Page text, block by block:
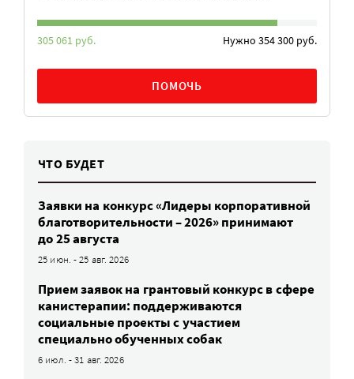
305 061 руб. Нужно 354 300 руб.
ПОМОЧЬ
ЧТО БУДЕТ
Заявки на конкурс «Лидеры корпоративной
благотворительности – 2026» принимают
до 25 августа
25 июн. - 25 авг. 2026
Прием заявок на грантовый конкурс в сфере
канистерапии: поддерживаются
социальные проекты с участием
специально обученных собак
6 июл. - 31 авг. 2026